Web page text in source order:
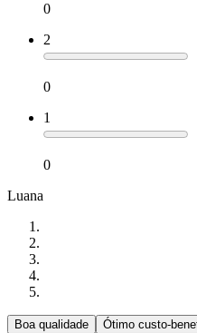
0
2
0
1
0
Luana
Boa qualidade Ótimo custo-